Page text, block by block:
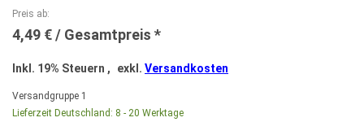
Preis ab
4,49 €
Inkl. 19% Steuern , exkl. Versandkosten
Versandgruppe 1
Lieferzeit Deutschland: 8 - 20 Werktage